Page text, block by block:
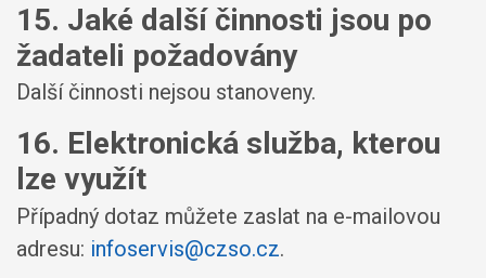
15. Jaké další činnosti jsou po
žadateli požadovány
Další činnosti nejsou stanoveny.
16. Elektronická služba, kterou
lze využít
Případný dotaz můžete zaslat na e-mailovou
adresu: infoservis@czso.cz.